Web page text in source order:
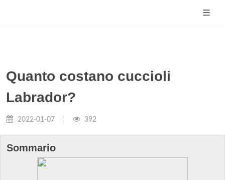
Quanto costano cuccioli
Labrador?
2022-01-07 392
Sommario